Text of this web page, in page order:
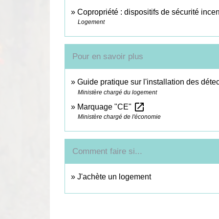
Copropriété : dispositifs de sécurité
Logement
Pour en savoir plus
Guide pratique sur l'installation des
Ministère chargé du logement
Marquage "CE" open_in_new
Ministère chargé de l'économie
Comment faire si...
J'achète un logement